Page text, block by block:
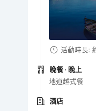
活動時長:
晚餐 · 晚上
地道越式餐
酒店